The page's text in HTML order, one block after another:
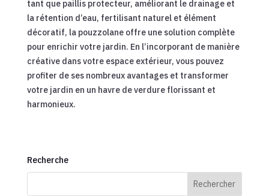
tant que paillis protecteur, améliorant le drainage et
la rétention d’eau, fertilisant naturel et élément
décoratif, la pouzzolane offre une solution complète
pour enrichir votre jardin. En l’incorporant de manière
créative dans votre espace extérieur, vous pouvez
profiter de ses nombreux avantages et transformer
votre jardin en un havre de verdure florissant et
harmonieux.
Recherche